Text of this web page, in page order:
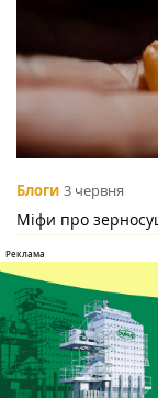
Блоги 3 червня
Міфи про